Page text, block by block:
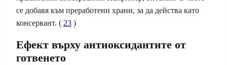
се добавя към преработени храни, за да действа като
консервант. ( 23 )
Ефект върху антиоксидантите от
готвенето